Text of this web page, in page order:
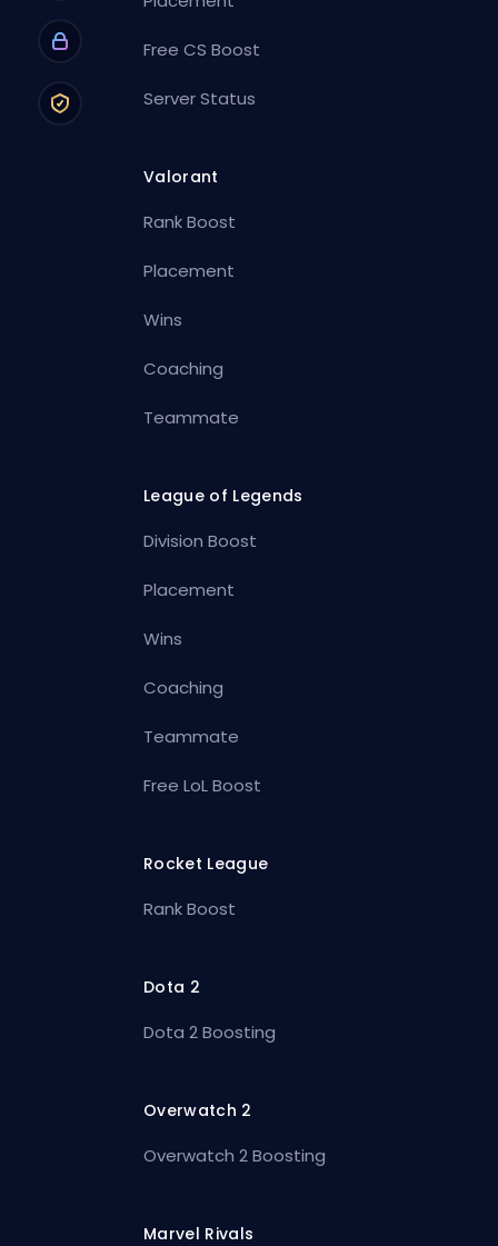
Free CS Boost
Server Status
Valorant
Rank Boost
Placement
Wins
Coaching
Teammate
League of Legends
Division Boost
Placement
Wins
Coaching
Teammate
Free LoL Boost
Rocket League
Rank Boost
Dota 2
Dota 2 Boosting
Overwatch 2
Overwatch 2 Boosting
Marvel Rivals